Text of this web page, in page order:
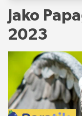
Jako
2023